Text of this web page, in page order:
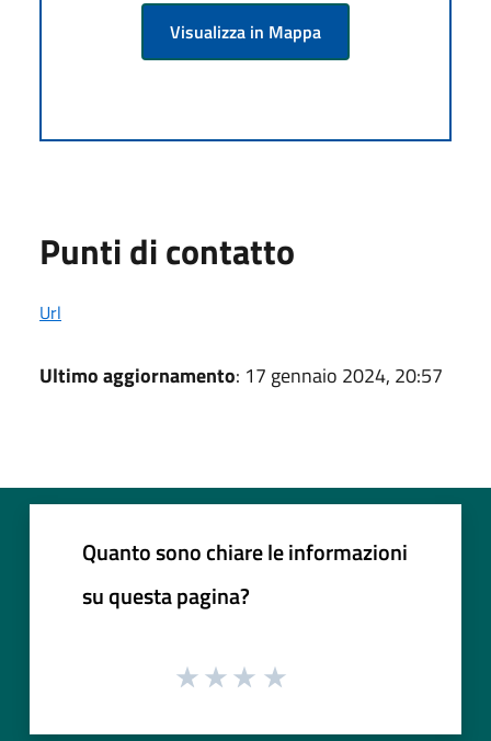
Visualizza in Mappa
Punti di contatto
Url
Ultimo aggiornamento: 17 gennaio 2024, 20:57
Quanto sono chiare le informazioni
su questa pagina?